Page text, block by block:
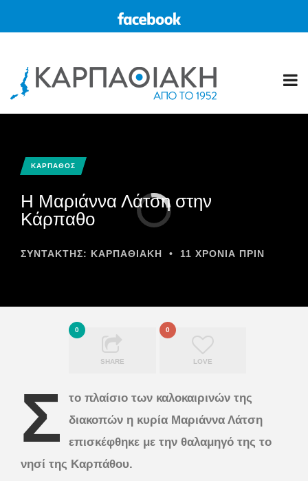
ΚΑΡΠΑΘΟΣ
Η Μαριάννα Λάτση στην
Κάρπαθο
ΣΥΝΤΆΚΤΗΣ: ΚΑΡΠΑΘΙΑΚΗ • 11 ΧΡΌΝΙΑ ΠΡΙΝ
0
SHARE
0
LOVE
Σ
το πλαίσιο των καλοκαιρινών της
διακοπών η κυρία Μαριάννα Λάτση
επισκέφθηκε με την θαλαμηγό της το
νησί της Καρπάθου.